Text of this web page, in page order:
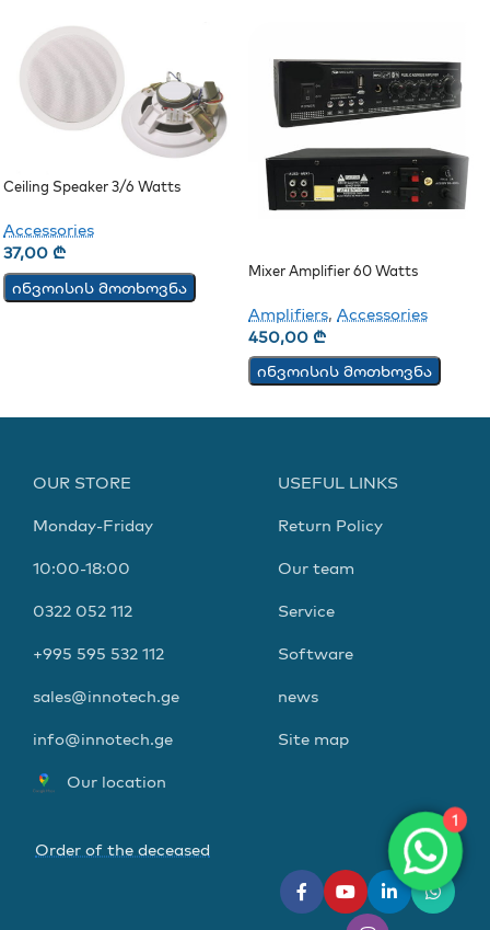
Ceiling Speaker 3/6 Watts
Accessories
37,00 ₾
ინვოისის მოთხოვნა
Mixer Amplifier 60 Watts
Amplifiers, Accessories
450,00 ₾
ინვოისის მოთხოვნა
OUR STORE
Monday-Friday
10:00-18:00
0322 052 112
+995 595 532 112
sales@innotech.ge
info@innotech.ge
Our location
USEFUL LINKS
Return Policy
Our team
Service
Software
news
Site map
Order of the deceased
1